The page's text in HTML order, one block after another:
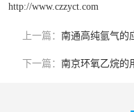
http://www.czzyct.com
上一篇： 南通高纯氩气的
下一篇： 南京环氧乙烷的